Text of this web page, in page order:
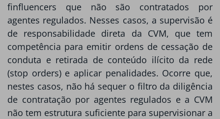
finfluencers que não são contratados por
agentes regulados. Nesses casos, a supervisão é
de responsabilidade direta da CVM, que tem
competência para emitir ordens de cessação de
conduta e retirada de conteúdo ilícito da rede
(stop orders) e aplicar penalidades. Ocorre que,
nestes casos, não há sequer o filtro da diligência
de contratação por agentes regulados e a CVM
não tem estrutura suficiente para supervisionar a